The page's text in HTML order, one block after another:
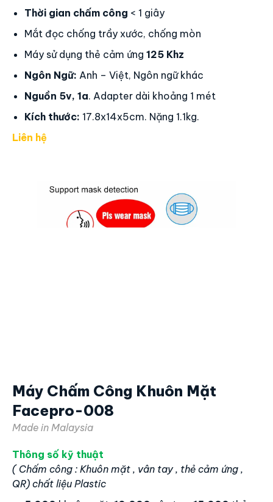
Thông số kỹ thuật
4.200vân tay, 10.000thẻ, Password
Bộ nhớ: 100.000lần chấm công
Kết nối với máy tínhqua Tcp/Ip, USB,
RS232/485
Lấy dữ liệu từ xa ADMS, lấy dữ liệu tập trung
Màn hình màu TFT
Mắt đọc chống trầy xước, chống mòn
Máy sử dụng thẻ cảm ứng125 Khz
Ngôn Ngữ:
Anh – Việt, Ngôn ngữ khác